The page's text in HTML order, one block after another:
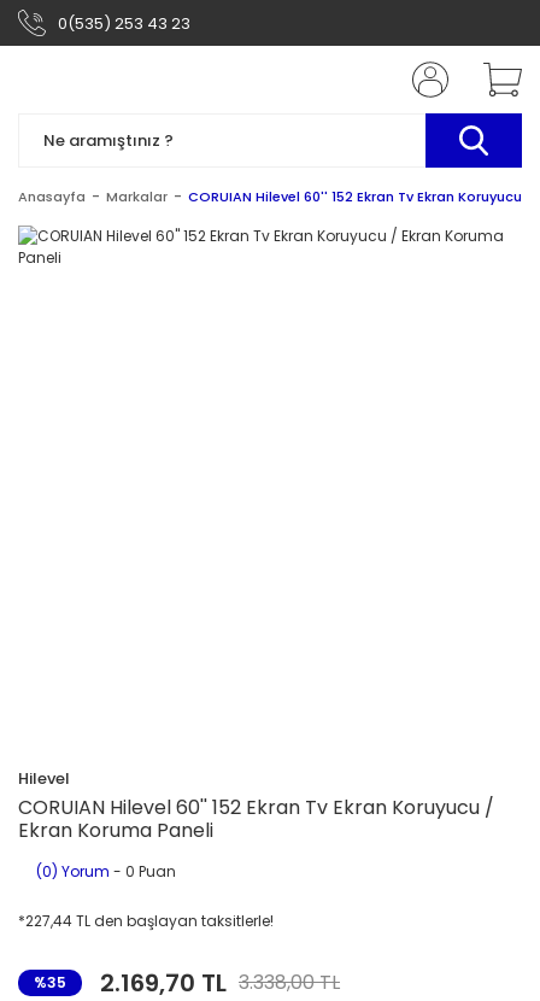
0(535) 253 43 23
Anasayfa Markalar CORUIAN Hilevel 60'' 152 Ekran Tv Ekran Koruyucu
Hilevel
CORUIAN Hilevel 60'' 152 Ekran Tv Ekran Koruyucu /
Ekran Koruma Paneli
(0) Yorum - 0 Puan
*227,44 TL den başlayan taksitlerle!
%35 2.169,70 TL 3.338,00 TL